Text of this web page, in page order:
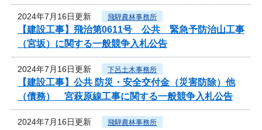
2024年7月16日更新 飛騨農林事務所
【建設工事】飛治第0611号 公共 緊急予防治山工事
（宮坂）に関する一般競争入札公告
2024年7月16日更新 下呂土木事務所
【建設工事】公共 防災・安全交付金（災害防除）他
（債務） 宮萩原線工事に関する一般競争入札公告
2024年7月16日更新 飛騨農林事務所